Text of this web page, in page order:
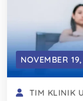
NOVEMBER
TIM KLINIK